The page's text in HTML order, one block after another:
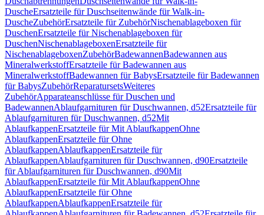
DuscheErsatzteile für Duschseitenwände für Walk-in-
DuscheZubehörErsatzteile für ZubehörNischenablageboxen für
DuschenErsatzteile für Nischenablageboxen für
DuschenNischenablageboxenErsatzteile für
NischenablageboxenZubehörBadewannenBadewannen aus
MineralwerkstoffErsatzteile für Badewannen aus
MineralwerkstoffBadewannen für BabysErsatzteile für Badewannen
für BabysZubehörReparatursetsWeiteres
ZubehörApparateanschlüsse für Duschen und
BadewannenAblaufgarnituren für Duschwannen, d52Ersatzteile für
Ablaufgarnituren für Duschwannen, d52Mit
AblaufkappenErsatzteile für Mit AblaufkappenOhne
AblaufkappenErsatzteile für Ohne
AblaufkappenAblaufkappenErsatzteile für
AblaufkappenAblaufgarnituren für Duschwannen, d90Ersatzteile
für Ablaufgarnituren für Duschwannen, d90Mit
AblaufkappenErsatzteile für Mit AblaufkappenOhne
AblaufkappenErsatzteile für Ohne
AblaufkappenAblaufkappenErsatzteile für